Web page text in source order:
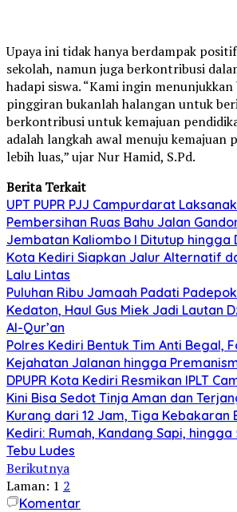
Upaya ini tidak hanya berdampak
sekolah, namun juga berkontribusi
hadapi siswa. “Kami ingin menunjukkan
pinggiran bukanlah halangan untuk
berkontribusi untuk kemajuan
adalah langkah awal menuju kemajuan
lebih luas,” ujar Nur Hamid, S.Pd.
Berita Terkait
UPT PUPR PJJ Campurdarat
Pembersihan Ruas Bahu Jalan
Jembatan Kaliombo I Ditutup hingga
Kota Kediri Siapkan Jalur Alternatif
Lalu Lintas
Puluhan Ribu Jamaah Padati
Kedaton, Haul Gus Miek Jadi Lautan
Al-Qur’an
Polres Kediri Bentuk Tim Anti Begal,
Kejahatan Jalanan hingga
DPUPR Kota Kediri Resmikan IPLT
Kini Bisa Sedot Tinja Aman dan
Kurang dari 12 Jam, Tiga Kebakaran
Kediri: Rumah, Kandang Sapi,
Tebu Ludes
Berikutnya
Laman: 1 2
Komentar